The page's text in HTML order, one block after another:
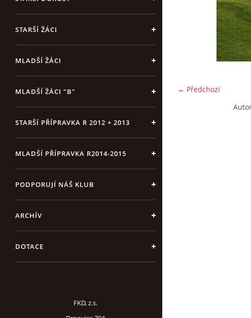
STARŠÍ ŽÁCI
MLADŠÍ ŽÁCI
MLADŠÍ ŽÁCI "B"
STARŠÍ PŘÍPRAVKA R 2012 + 2013
MLADŠÍ PŘÍPRAVKA R2014-2015
PODPORUJÍ NÁŠ KLUB
ARCHÍV
DOTACE
FKD, z.s.
← Předchozí